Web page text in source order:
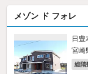
メゾン ド フォレ
日
宮崎
総階